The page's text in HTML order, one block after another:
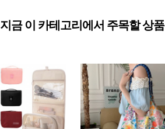
지금 이 카테고리에서 주목할 상품